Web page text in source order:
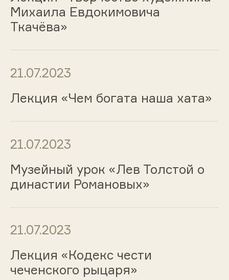
Михаила Евдокимовича
Ткачёва»
21.07.2023
Лекция «Чем богата наша хата»
21.07.2023
Музейный урок «Лев Толстой о
династии Романовых»
21.07.2023
Лекция «Кодекс чести
чеченского рыцаря»